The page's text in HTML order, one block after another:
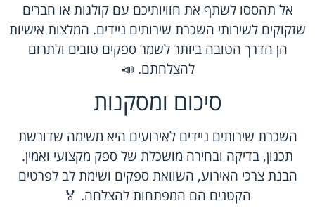
אל תהססו לשתף את חוויותיכם עם קולגות או חברים
שזקוקים לשירותי השכרת שירותים ניידים. המלצות אישיות
הן הדרך הטובה ביותר לשמר ספקים טובים ולתרום
להצלחתם. 📣
סיכום ומסקנות
השכרת שירותים ניידים לאירועים היא משימה שדורשת
תכנון, בדיקה ובחירה מושכלת של ספק מקצועי ואמין.
הבנת צרכי האירוע, השוואת ספקים ושימת לב לפרטים
הקטנים הם המפתחות להצלחה. 🏅